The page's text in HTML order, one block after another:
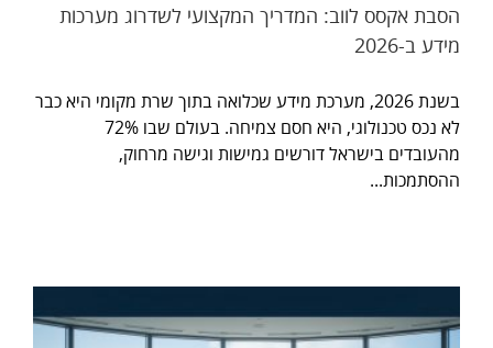
הסבת אקסס לווב: המדריך המקצועי לשדרוג מערכות
מידע ב-2026
בשנת 2026, מערכת מידע שכלואה בתוך שרת מקומי היא כבר
לא נכס טכנולוגי, היא חסם צמיחה. בעולם שבו 72%
מהעובדים בישראל דורשים גמישות וגישה מרחוק,
ההסתמכות...